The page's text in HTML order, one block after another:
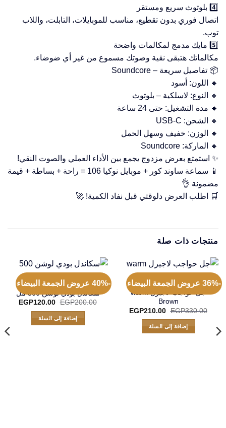
4️⃣ بلوتوث سريع ومستقر
اتصال فوري بدون تقطيع، مناسب للموبايلات، التابلت، واللاب
توب.
5️⃣ مايك مدمج لمكالمات واضحة
مكالماتك هتبقى نقية وصوتك مسموع من غير أي ضوضاء.
📦 تفاصيل سريعة – Soundcore
🔸 اللون: أسود
🔸 النوع: لاسلكية – بلوتوث
🔸 مدة التشغيل: حتى 24 ساعة
🔸 الشحن: USB-C
🔸 الوزن: خفيف وسهل الحمل
🔸 الماركة: Soundcore
✨ استمتع بعرض مزدوج يجمع بين الأداء العملي والصوت النقي!
📱 سماعة ساوند كور + موبايل نوكيا 106 = راحة + بساطة + قيمة
مضمونة 👌
🛒 اطلب العرض دلوقتي قبل نفاد الكمية! 🚀
منتجات ذات صلة
-36% عروض الجمعة البيضاء
جل حواجب لاجيرل warm
Brown
EGP330.00
السعر
هو:
EGP330.00.
EGP210.00
السعر
إضافة إلى السلة
-40% عروض الجمعة البيضاء
سكاندل بودي لوشن 500 مل
EGP200.00
السعر
هو:
EGP200.00.
EGP120.00
السعر
إضافة إلى السلة